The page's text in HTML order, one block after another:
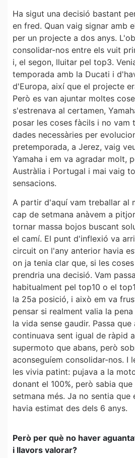
Ha sigut una decisió bastant
en fred. Quan vaig signar amb
per un projecte a dos anys.
consolidar-nos entre els vuit
i, el segon, lluitar pel top3.
temporada amb la Ducati i
d'Europa, així que el projecte
Però es van ajuntar moltes
s'estrenava al certamen,
posar les coses fàcils i no vam
dades necessàries per
pretemporada, a Jerez, vaig
Yamaha i em va agradar molt,
Austràlia i Portugal i mai vaig
sensacions.
A partir d'aquí vam treballar al
cap de setmana anàvem a
tornar massa bojos buscant
el camí. El punt d'inflexió va
circuit on l'any anterior havia
on ja tenia clar que, si les
prendria una decisió. Vam
habitualment pel top10 o el
la 25a posició, i això em va
pensar si realment valia la
la vida sense gaudir. Passa
continuava sent igual de ràpid
supermoto que abans, però
aconseguíem consolidar-nos. I
les vivia patint: pujava a la
donant el 100%, però sabia
setmana més. Ja no sentia
havia estimat des dels 6 anys.
Però per què no haver
i llavors valorar?